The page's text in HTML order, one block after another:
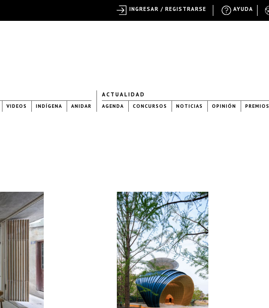
VIDEOS INDÍGENA ANIDAR
ACTUALIDAD
AGENDA CONCURSOS NOTICIAS OPINIÓN PREMIOS
AYUDA
INGRESAR / REGISTRARSE